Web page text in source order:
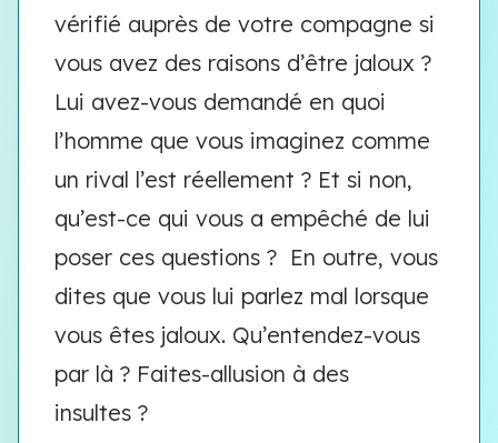
vérifié auprès de votre compagne si
vous avez des raisons d’être jaloux ?
Lui avez-vous demandé en quoi
l’homme que vous imaginez comme
un rival l’est réellement ? Et si non,
qu’est-ce qui vous a empêché de lui
poser ces questions ? En outre, vous
dites que vous lui parlez mal lorsque
vous êtes jaloux. Qu’entendez-vous
par là ? Faites-allusion à des
insultes ?